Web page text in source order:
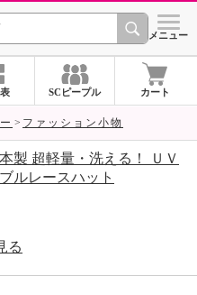
CHANNEL シメニュー
SCピープル カート
ファッション小物
製 超軽量・洗える！ ＵＶ
ルレースハット
る